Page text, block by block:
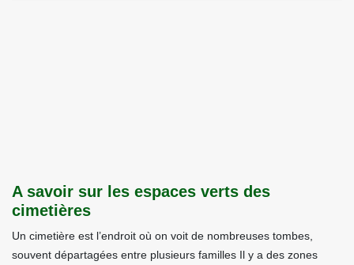
A savoir sur les espaces verts des
cimetières
Un cimetière est l’endroit où on voit de nombreuses tombes,
souvent départagées entre plusieurs familles Il y a des zones